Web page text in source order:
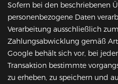
Sofern bei den beschriebenen
personenbezogene Daten
Verarbeitung ausschließlich
Zahlungsabwicklung gemäß
Google behält sich vor, bei
Transaktion bestimmte
zu erheben, zu speichern und